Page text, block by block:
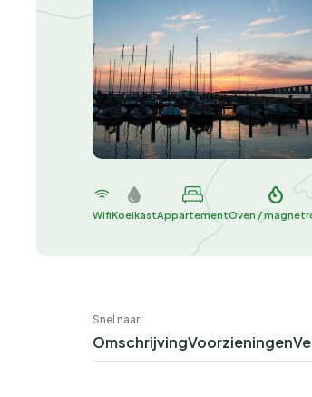
WifiKoelkastAppartementOven /
Snel naar:
OmschrijvingVoorzieningen